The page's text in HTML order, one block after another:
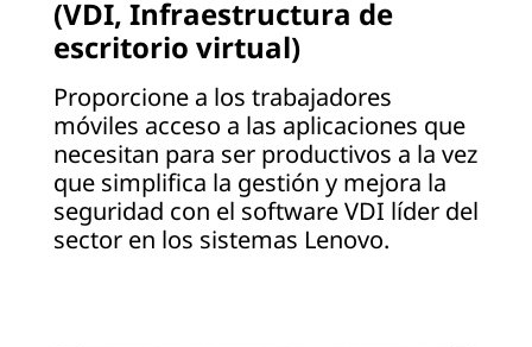
(VDI, Infraestructura de
escritorio virtual)
Proporcione a los trabajadores
móviles acceso a las aplicaciones que
necesitan para ser productivos a la vez
que simplifica la gestión y mejora la
seguridad con el software VDI líder del
sector en los sistemas Lenovo.